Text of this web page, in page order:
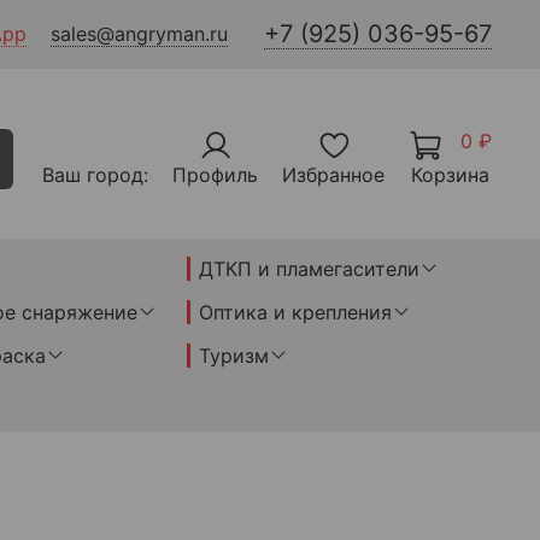
sales@angryman.ru +7 (925) 036-95-67
Ваш город: Профиль Избранное
0 ₽
Корзина
ДТКП и пламегасители
снаряжение
Оптика и крепления
Туризм